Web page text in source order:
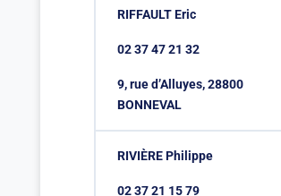
RIFFAULT Eric
02 37 47 21 32
9, rue d’Alluyes, 28800
BONNEVAL
RIVIÈRE Philippe
02 37 21 15 79